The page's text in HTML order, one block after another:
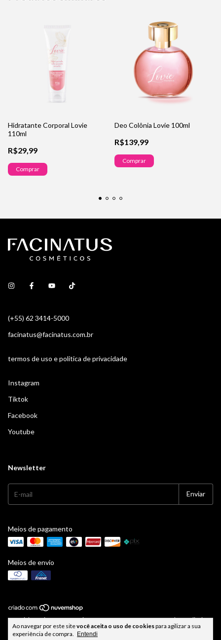
Ao navegar por este sitevocê aceita o uso de cookiespara agilizar a sua
experiência de compra.
Entendi
Hidratante Corporal Lovie
110ml
R$29,99
Deo Colônia Lovie 100ml
R$139,99
(+55) 62 3414-5000
facinatus@facinatus.com.br
termos de uso e politica de privacidade
Instagram
Tiktok
Facebook
Youtube
Newsletter
Meios de pagamento
Meios de envio
Copyright Facinatus Cosméticos - 43382179000100 - 2026. Todos os direitos
reservados.